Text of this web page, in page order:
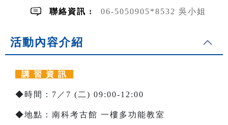
聯絡資訊 : 06-5050905*8532 吳小姐
活動內容介紹
講 習 資 訊
◆時間：7／7 (二) 09:00-12:00
◆地點：南科考古館 一樓多功能教室